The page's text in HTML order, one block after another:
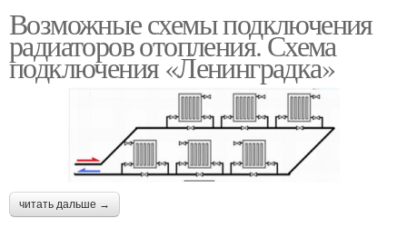
Возможные схемы подключения
радиаторов отопления. Схема
подключения «Ленинградка»
читать дальше →